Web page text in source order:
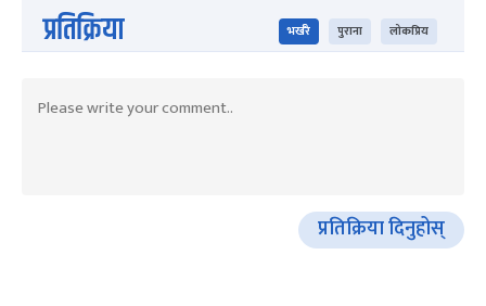
प्रतिक्रिया भर्खरै पुराना लोकप्रिय
प्रतिक्रिया दिनुहोस्